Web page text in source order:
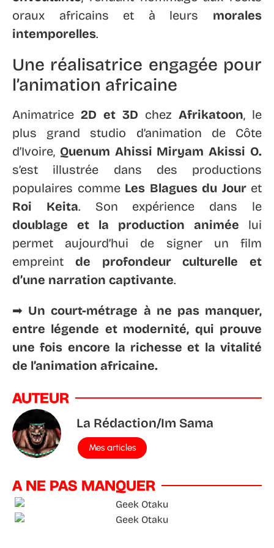
oraux africains et à leurs morales
intemporelles.
Une réalisatrice engagée pour
l’animation africaine
Animatrice 2D et 3D chez Afrikatoon, le
plus grand studio d’animation de Côte
d’Ivoire, Quenum Ahissi Miryam Akissi O.
s’est illustrée dans des productions
populaires comme Les Blagues du Jouret
Roi Keita. Son expérience dans le
doublage et la production animée lui
permet aujourd’hui de signer un film
empreint de profondeur culturelle et
d’une narration captivante.
➡ Un court-métrage à ne pas manquer,
entre légende et modernité, qui prouve
une fois encore la richesse et la vitalité
de l’animation africaine.
AUTEUR
La Rédaction/Im Sama
Mes articles
A NE PAS MANQUER